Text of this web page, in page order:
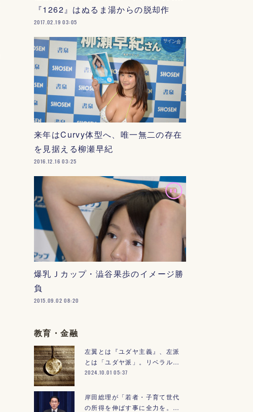
『1262』はぬるま湯からの脱却作
2017.02.19 03:05
来年はCurvy体型へ、唯一無二の存在
を見据える柳瀬早紀
2016.12.16 03:25
爆乳Ｊカップ・澁谷果歩のイメージ勝
負
2015.09.02 08:20
教育・金融
左翼とは『ユダヤ主義』、左派
とは「ユダヤ派」。リベラル…
2024.10.01 05:37
岸田総理が「若者・子育て世代
の所得を伸ばす事に全力を。…